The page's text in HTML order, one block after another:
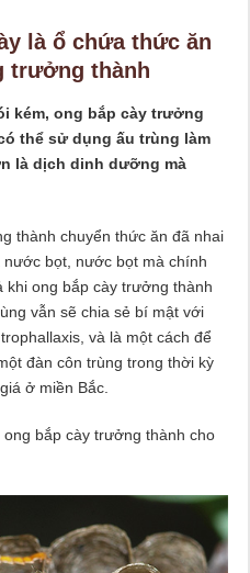
là ổ chứa thức ăn
trưởng thành
kém, ong bắp cày trưởng
thể sử dụng ấu trùng làm
là dịch dinh dưỡng mà
thành chuyển thức ăn đã nhai
bọt, nước bọt mà chính
khi ong bắp cày trưởng thành
vẫn sẽ chia sẻ bí mật với
và là một cách để
đàn côn trùng trong thời kỳ
ở miền Bắc.
bắp cày trưởng thành cho